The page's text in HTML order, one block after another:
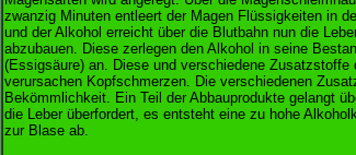
zwanzig Minuten entleert der Magen Flüssigkeiten in
und der Alkohol erreicht über die Blutbahn nun die
abzubauen. Diese zerlegen den Alkohol in seine
(Essigsäure) an. Diese und verschiedene
verursachen Kopfschmerzen. Die verschiedenen
Bekömmlichkeit. Ein Teil der Abbauprodukte gelangt
die Leber überfordert, es entsteht eine zu hohe
zur Blase ab.